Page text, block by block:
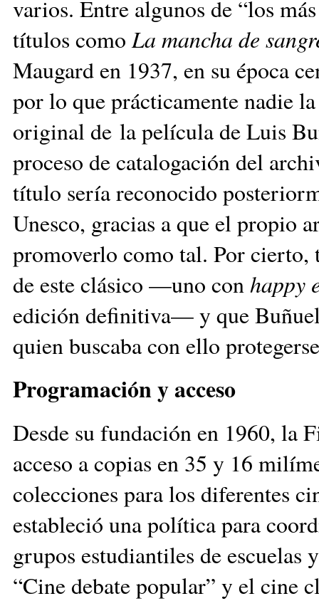
varios. Entre algunos de “los
títulos comoLa mancha de
Maugard en 1937, en su época
por lo que prácticamente nadie
original de la película de Luis
proceso de catalogación del
título sería reconocido
Unesco, gracias a que el propio
promoverlo como tal. Por cierto,
de este clásico —uno conhappy
edición definitiva— y que
quien buscaba con ello
Programación y acceso
Desde su fundación en 1960, la
acceso a copias en 35 y 16
colecciones para los diferentes
estableció una política para
grupos estudiantiles de escuelas
“Cine debate popular” y el cine